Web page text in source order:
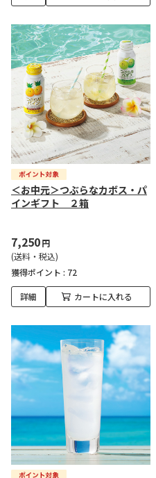
＜お中元＞つぶらなカボス・パ
インギフト ２箱
7,250円
(送料・税込)
獲得ポイント : 72
詳細 カートに入れる